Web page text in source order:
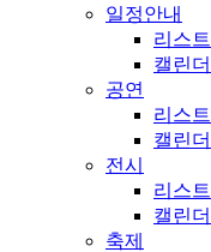
일정안내
리스
캘린
공연
리스
캘린
전시
리스
캘린
축제